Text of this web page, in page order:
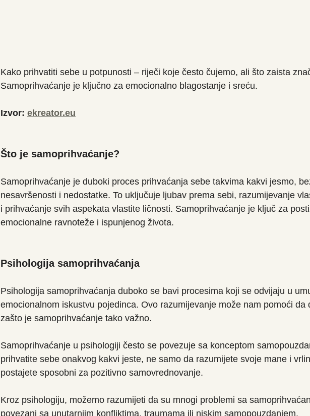
Kako prihvatiti sebe u potpunosti – riječi koje često čujemo, ali što zaista
Samoprihvaćanje je ključno za emocionalno blagostanje i sreću.
Izvor: ekreator.eu
Što je samoprihvaćanje?
Samoprihvaćanje je duboki proces prihvaćanja sebe takvima kakvi jesmo,
nesavršenosti i nedostatke. To uključuje ljubav prema sebi, razumijevanje
i prihvaćanje svih aspekata vlastite ličnosti. Samoprihvaćanje je ključ za
emocionalne ravnoteže i ispunjenog života.
Psihologija samoprihvaćanja
Psihologija samoprihvaćanja duboko se bavi procesima koji se odvijaju u
emocionalnom iskustvu pojedinca. Ovo razumijevanje može nam pomoći
zašto je samoprihvaćanje tako važno.
Samoprihvaćanje u psihologiji često se povezuje sa konceptom
prihvatite sebe onakvog kakvi jeste, ne samo da razumijete svoje mane i
postajete sposobni za pozitivno samovrednovanje.
Kroz psihologiju, možemo razumijeti da su mnogi problemi sa
povezani sa unutarnjim konfliktima, traumama ili niskim samopouzdanjem.